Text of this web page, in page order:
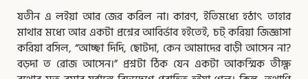
যতীন এ লইয়া আর জের করিল না। কারণ, ইতিমধ্যে হঠাৎ তাহার
মাথার মধ্যে আর একটা প্রশ্নের আবির্ভাব হইতেই, চট্ করিয়া জিজ্ঞাসা
করিয়া বসিল, “আচ্ছা দিদি, ছোটদা, কেন আমাদের বাড়ী আসেন না?
বড়দা ত রোজ আসেন।” প্রশ্নটা ঠিক যেন একটা আকস্মিক তীক্ষ্ণ